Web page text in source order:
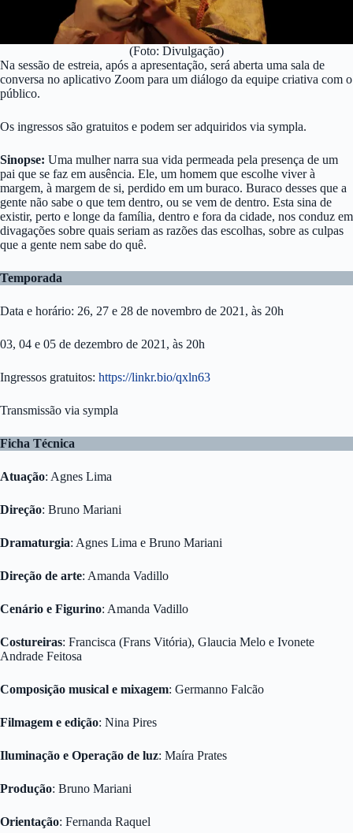
(Foto: Divulgação)
Na sessão de estreia, após a apresentação, será aberta uma sala de
conversa no aplicativo Zoom para um diálogo da equipe criativa com o
público.
Os ingressos são gratuitos e podem ser adquiridos via sympla.
Sinopse: Uma mulher narra sua vida permeada pela presença de um
pai que se faz em ausência. Ele, um homem que escolhe viver à
margem, à margem de si, perdido em um buraco. Buraco desses que a
gente não sabe o que tem dentro, ou se vem de dentro. Esta sina de
existir, perto e longe da família, dentro e fora da cidade, nos conduz em
divagações sobre quais seriam as razões das escolhas, sobre as culpas
que a gente nem sabe do quê.
Temporada
Data e horário: 26, 27 e 28 de novembro de 2021, às 20h
03, 04 e 05 de dezembro de 2021, às 20h
Ingressos gratuitos: https://linkr.bio/qxln63
Transmissão via sympla
Ficha Técnica
Atuação: Agnes Lima
Direção: Bruno Mariani
Dramaturgia: Agnes Lima e Bruno Mariani
Direção de arte: Amanda Vadillo
Cenário e Figurino: Amanda Vadillo
Costureiras: Francisca (Frans Vitória), Glaucia Melo e Ivonete
Andrade Feitosa
Composição musical e mixagem: Germanno Falcão
Filmagem e edição: Nina Pires
Iluminação e Operação de luz: Maíra Prates
Produção: Bruno Mariani
Orientação: Fernanda Raquel